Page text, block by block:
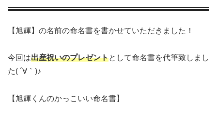
【旭輝】の名前の命名書を書かせていただきました！
今回は出産祝いのプレゼントとして命名書を代筆致しまし
た( ´∀｀)♪
【旭輝くんのかっこいい命名書】